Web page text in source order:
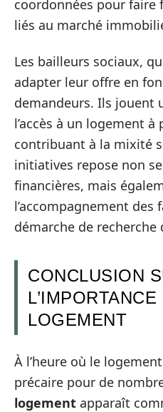
coordonnées pour faire
liés au marché
Les bailleurs sociaux,
adapter leur offre en
demandeurs. Ils jouent
l’accès à un logement
contribuant à la mixité
initiatives repose non
financières, mais
l’accompagnement des
démarche de recherche
CONCLUSION
LOGEMENT
À l’heure où le
précaire pour de
logement apparaît